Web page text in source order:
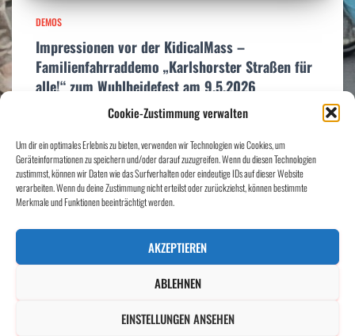
Cookie-Zustimmung verwalten
Um dir ein optimales Erlebnis zu bieten, verwenden wir Technologien wie Cookies, um
Geräteinformationen zu speichern und/oder darauf zuzugreifen. Wenn du diesen Technologien
zustimmst, können wir Daten wie das Surfverhalten oder eindeutige IDs auf dieser Website
verarbeiten. Wenn du deine Zustimmung nicht erteilst oder zurückziehst, können bestimmte
Merkmale und Funktionen beeinträchtigt werden.
AKZEPTIEREN
ABLEHNEN
EINSTELLUNGEN ANSEHEN
DEMOS
Impressionen vor der KidicalMass –
Familienfahrraddemo „Karlshorster Straßen für
alle!“ zum Wuhlheidefest am 9.5.2026
Am 9.5.2026 haben 120 kleine und große Karlshorster:innen bei der
zum Wuhlheidefest der Bürgerinitiative Wuhlheide gemacht. Die
Stimmung war sonnig und die Polizei hat Weiterlesen…
SPENDEN IMPRESSUM DATENSCHUTZERKLÄRUNG